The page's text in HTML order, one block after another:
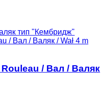
тип "Кембридж"
/ Вал / Валяк / Wał 4 m
/ Вал / Валяк